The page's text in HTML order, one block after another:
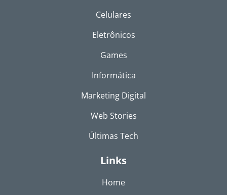
Celulares
Eletrônicos
Games
Informática
Marketing Digital
Web Stories
Últimas Tech
Links
Home